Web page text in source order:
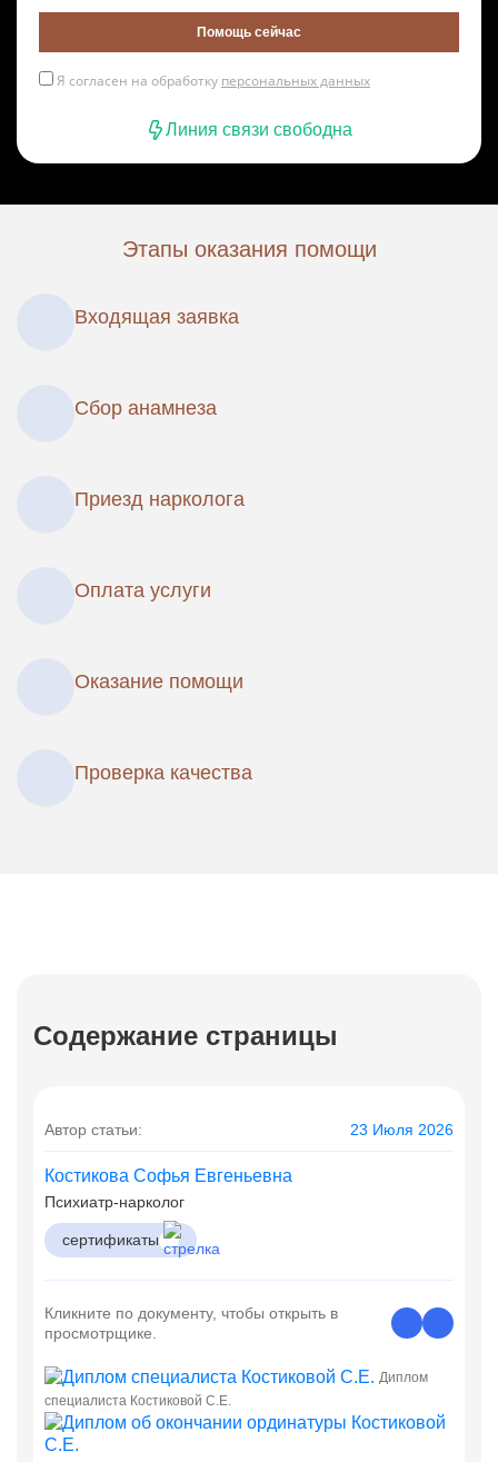
Помощь сейчас
Я согласен на обработку персональных данных
Линия связи свободна
Этапы оказания помощи
Входящая заявка
Сбор анамнеза
Приезд нарколога
Оплата услуги
Оказание помощи
Проверка качества
Содержание страницы
Автор статьи: 23 Июля 2026
Костикова Софья Евгеньевна
Психиатр-нарколог
сертификаты
Кликните по документу, чтобы открыть в
просмотрщике.
Диплом
специалиста Костиковой С.Е.